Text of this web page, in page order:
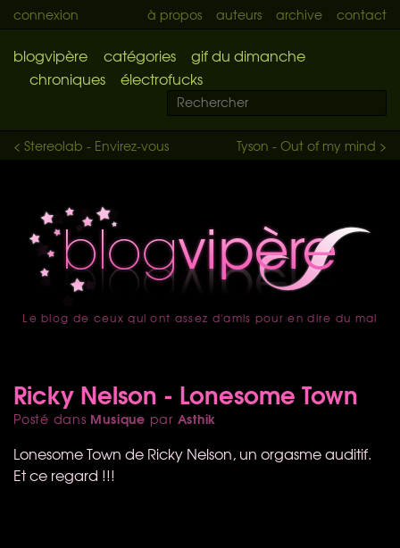
connexion à propos auteurs archive contact
blogvipère catégories
gif du dimanche
chroniques
électrofucks
Tyson - Out of my mind >
< Stereolab - Envirez-vous
accueil
Le blog de ceux qui ont assez d'amis pour en dire du mal
Ricky Nelson - Lonesome Town
Posté dans Musique par Asthik
Lonesome Town de Ricky Nelson, un orgasme auditif.
Et ce regard !!!